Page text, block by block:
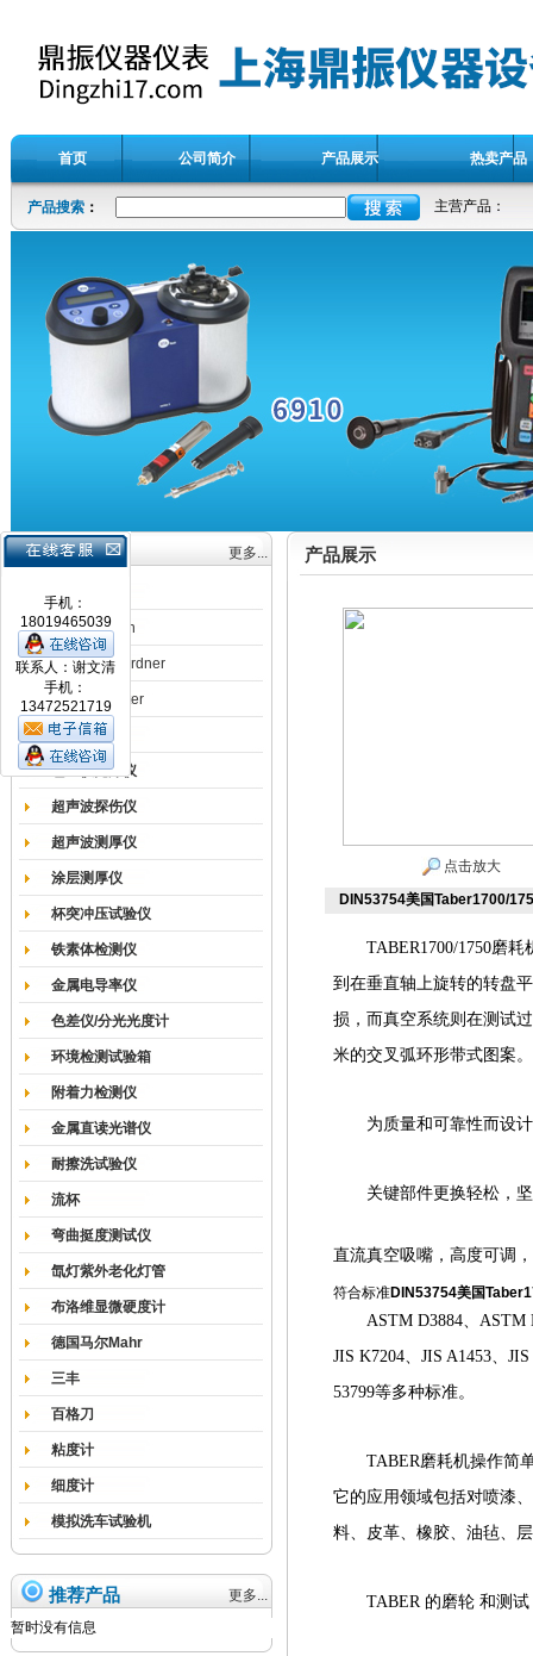
首页 公司简介 产品展示 热卖产品
产品搜索 ： 主营产品：
手机：
18019465039
联系人：谢文清
手机：
13472521719
产品目录 更多...
涂膜机
德国Erichsen
德国BYK-Gardner
英国Elcometer
耐磨试验机
色差仪光泽仪
超声波探伤仪
超声波测厚仪
涂层测厚仪
杯突冲压试验仪
铁素体检测仪
金属电导率仪
色差仪/分光光度计
环境检测试验箱
附着力检测仪
金属直读光谱仪
耐擦洗试验仪
流杯
弯曲挺度测试仪
氙灯紫外老化灯管
布洛维显微硬度计
德国马尔Mahr
三丰
百格刀
粘度计
细度计
模拟洗车试验机
推荐产品
更多...
暂时没有信息
产品展示
点击放大
DIN53754美国Taber1700/
TABER1700/1750磨
到在垂直轴上旋转的转盘
损，而真空系统则在测试
米的交叉弧环形带式图案。
为质量和可靠性而设
关键部件更换轻松，
直流真空吸嘴，高度可调，
符合标准DIN53754美国
ASTM D3884、ASTM
JIS K7204、JIS A1453、
53799等多种标准。
TABER磨耗机操作简
它的应用领域包括对喷漆
料、皮革、橡胶、油毡、
TABER 的磨轮 和测